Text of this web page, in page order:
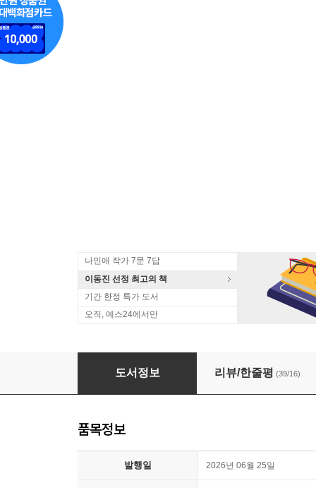
나민애 작가 7문 7답
이동진 선정 최고의 책
기간 한정 특가 도서
오직, 예스24에서만
도쿄 호텔 도감 + 일본 책방 도감 세트
도서정보 리뷰/한줄평 (39/16)
품목정보
발행일 2026년 06월 25일